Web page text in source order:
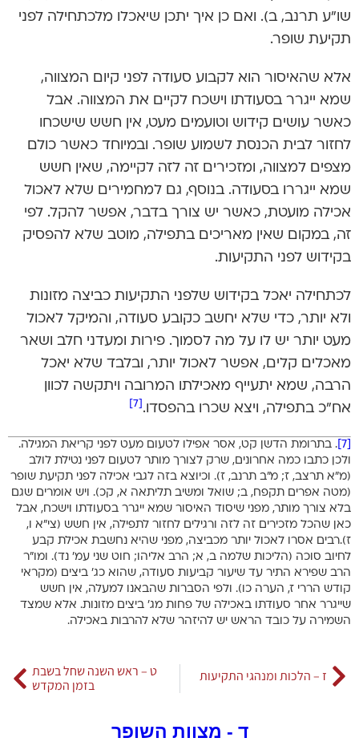
שו”ע תרנב, ב). ואם כן איך יתכן שיאכלו מלכתחילה לפני
תקיעת שופר.
אלא שהאיסור הוא לקבוע סעודה לפני קיום המצווה,
שמא ייגרר בסעודתו וישכח לקיים את המצווה. אבל
כאשר עושים קידוש וטועמים מעט, אין חשש שישכחו
לחזור לבית הכנסת לשמוע שופר. ובמיוחד כאשר כולם
מצפים למצווה, ומזכירים זה לזה לקיימה, שאין חשש
שמא ייגררו בסעודה. בנוסף, גם למחמירים שלא לאכול
אכילה מועטת, כאשר יש צורך בדבר, אפשר להקל. לפי
זה, במקום שאין מאריכים בתפילה, מוטב שלא להפסיק
בקידוש לפני התקיעות.
לכתחילה יאכל בקידוש שלפני התקיעות כביצה מזונות
ולא יותר, כדי שלא יחשב כקובע סעודה, והמיקל לאכול
מעט יותר יש לו על מה לסמוך. פירות ומעדני חלב ושאר
מאכלים קלים, אפשר לאכול יותר, ובלבד שלא יאכל
הרבה, שמא יתעייף מאכילתו המרובה ויתקשה לכוון
אח”כ בתפילה, ויצא שכרו בהפסדו.
. בתרומת הדשן קט, אסר אפילו לטעום מעט לפני קריאת המגילה.
ולכן כתבו כמה אחרונים, שרק לצורך מותר לטעום לפני נטילת לולב
(מ”א תרצב, ז; מ”ב תרנב, ז). וכיוצא בזה לגבי אכילה לפני תקיעת שופר
(מטה אפרים תקפח, ב; שואל ומשיב תליתאה א, קכ). ויש אומרים שגם
בלא צורך מותר, מפני שיסוד האיסור שמא ייגרר בסעודתו וישכח, אבל
כאן שהכל מזכירים זה לזה ורגילים לחזור לתפילה, אין חשש (צי”א ו,
ז).רבים אסרו לאכול יותר מכביצה, מפני שהיא נחשבת אכילת קבע
לחיוב סוכה (הליכות שלמה ב, א; הרב אליהו; חוט שני עמ’ נד). ומו”ר
הרב שפירא התיר עד שיעור קביעות סעודה, שהוא כג’ ביצים (מקראי
קודש הררי ז, הערה כו). ולפי הסברות שהבאנו למעלה, אין חשש
שייגרר אחר סעודתו באכילה של פחות מג’ ביצים מזונות. אלא שמצד
השמירה על כובד הראש יש להיזהר שלא להרבות באכילה.
ז – הלכות ומנהגי התקיעות
ט – ראש השנה שחל בשבת
בזמן המקדש
ד - מצוות השופר